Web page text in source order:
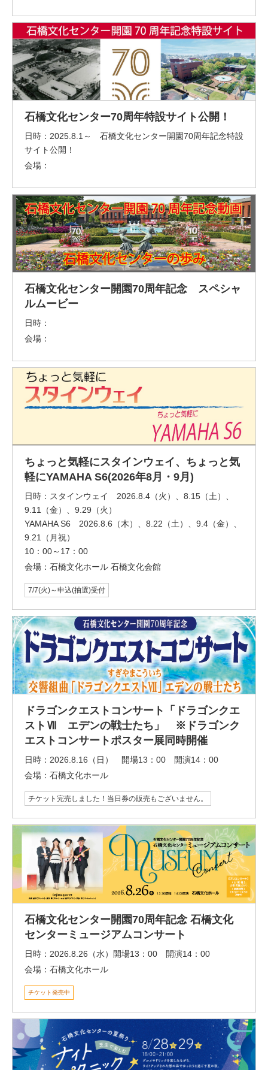
石橋文化センター70周年特設サイト公開！
日時： 2025.8.1～ 石橋文化センター開園70周年記念特設
サイト公開！
会場：
石橋文化センター開園70周年記念 スペシャ
ルムービー
日時：
会場：
ちょっと気軽にスタインウェイ、ちょっと気
軽にYAMAHA S6(2026年8月・9月)
日時： スタインウェイ 2026.8.4（火）、8.15（土）、
9.11（金）、9.29（火）
YAMAHA S6 2026.8.6（木）、8.22（土）、9.4（金）、
9.21（月祝）
10：00～17：00
会場： 石橋文化ホール 石橋文化会館
7/7(火)～申込(抽選)受付
ドラゴンクエストコンサート「ドラゴンクエ
ストⅦ エデンの戦士たち」 ※ドラゴンク
エストコンサートポスター展同時開催
日時： 2026.8.16（日） 開場13：00 開演14：00
会場： 石橋文化ホール
チケット完売しました！当日券の販売もございません。
石橋文化センター開園70周年記念 石橋文化
センターミュージアムコンサート
日時： 2026.8.26（水）開場13：00 開演14：00
会場： 石橋文化ホール
チケット発売中